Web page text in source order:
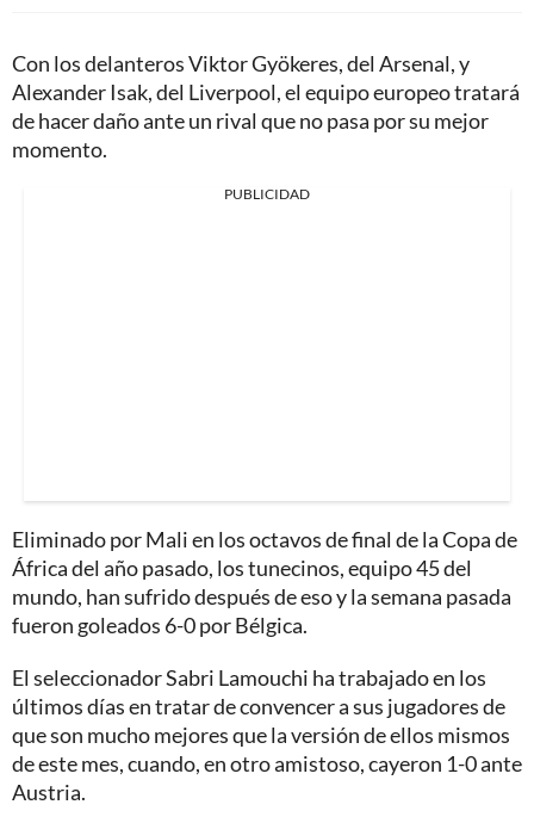
Con los delanteros Viktor Gyökeres, del Arsenal, y
Alexander Isak, del Liverpool, el equipo europeo tratará
de hacer daño ante un rival que no pasa por su mejor
momento.
PUBLICIDAD
Eliminado por Mali en los octavos de final de la Copa de
África del año pasado, los tunecinos, equipo 45 del
mundo, han sufrido después de eso y la semana pasada
fueron goleados 6-0 por Bélgica.
El seleccionador Sabri Lamouchi ha trabajado en los
últimos días en tratar de convencer a sus jugadores de
que son mucho mejores que la versión de ellos mismos
de este mes, cuando, en otro amistoso, cayeron 1-0 ante
Austria.